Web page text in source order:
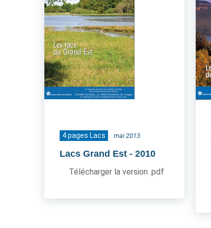
4 pages Lacs mai 2013
Lacs Grand Est - 2010
Télécharger la version .pdf